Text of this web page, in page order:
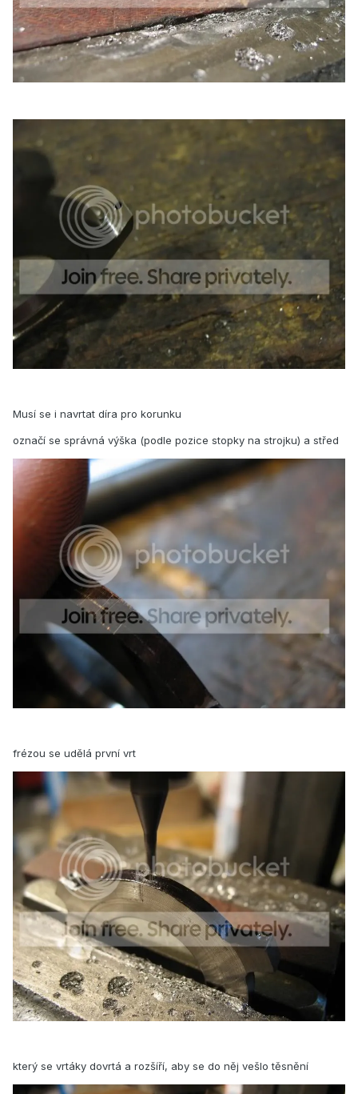
Musí se i navrtat díra pro korunku
označí se správná výška (podle pozice stopky na strojku) a střed
frézou se udělá první vrt
který se vrtáky dovrtá a rozšíří, aby se do něj vešlo těsnění